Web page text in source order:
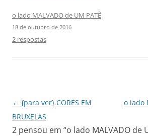
o lado MALVADO de UM PATÊ
18 de outubro de 2016
2 respostas
Navegação
de
posts
← {para ver} CORES EM
BRUXELAS
o lado
2 pensou em “o lado MALVADO de